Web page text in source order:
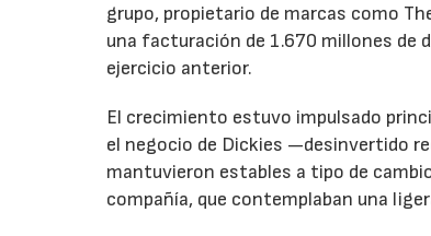
grupo, propietario de marcas como
una facturación de 1.670 millones de
ejercicio anterior.
El crecimiento estuvo impulsado
el negocio de Dickies —desinvertido
mantuvieron estables a tipo de
compañía, que contemplaban una